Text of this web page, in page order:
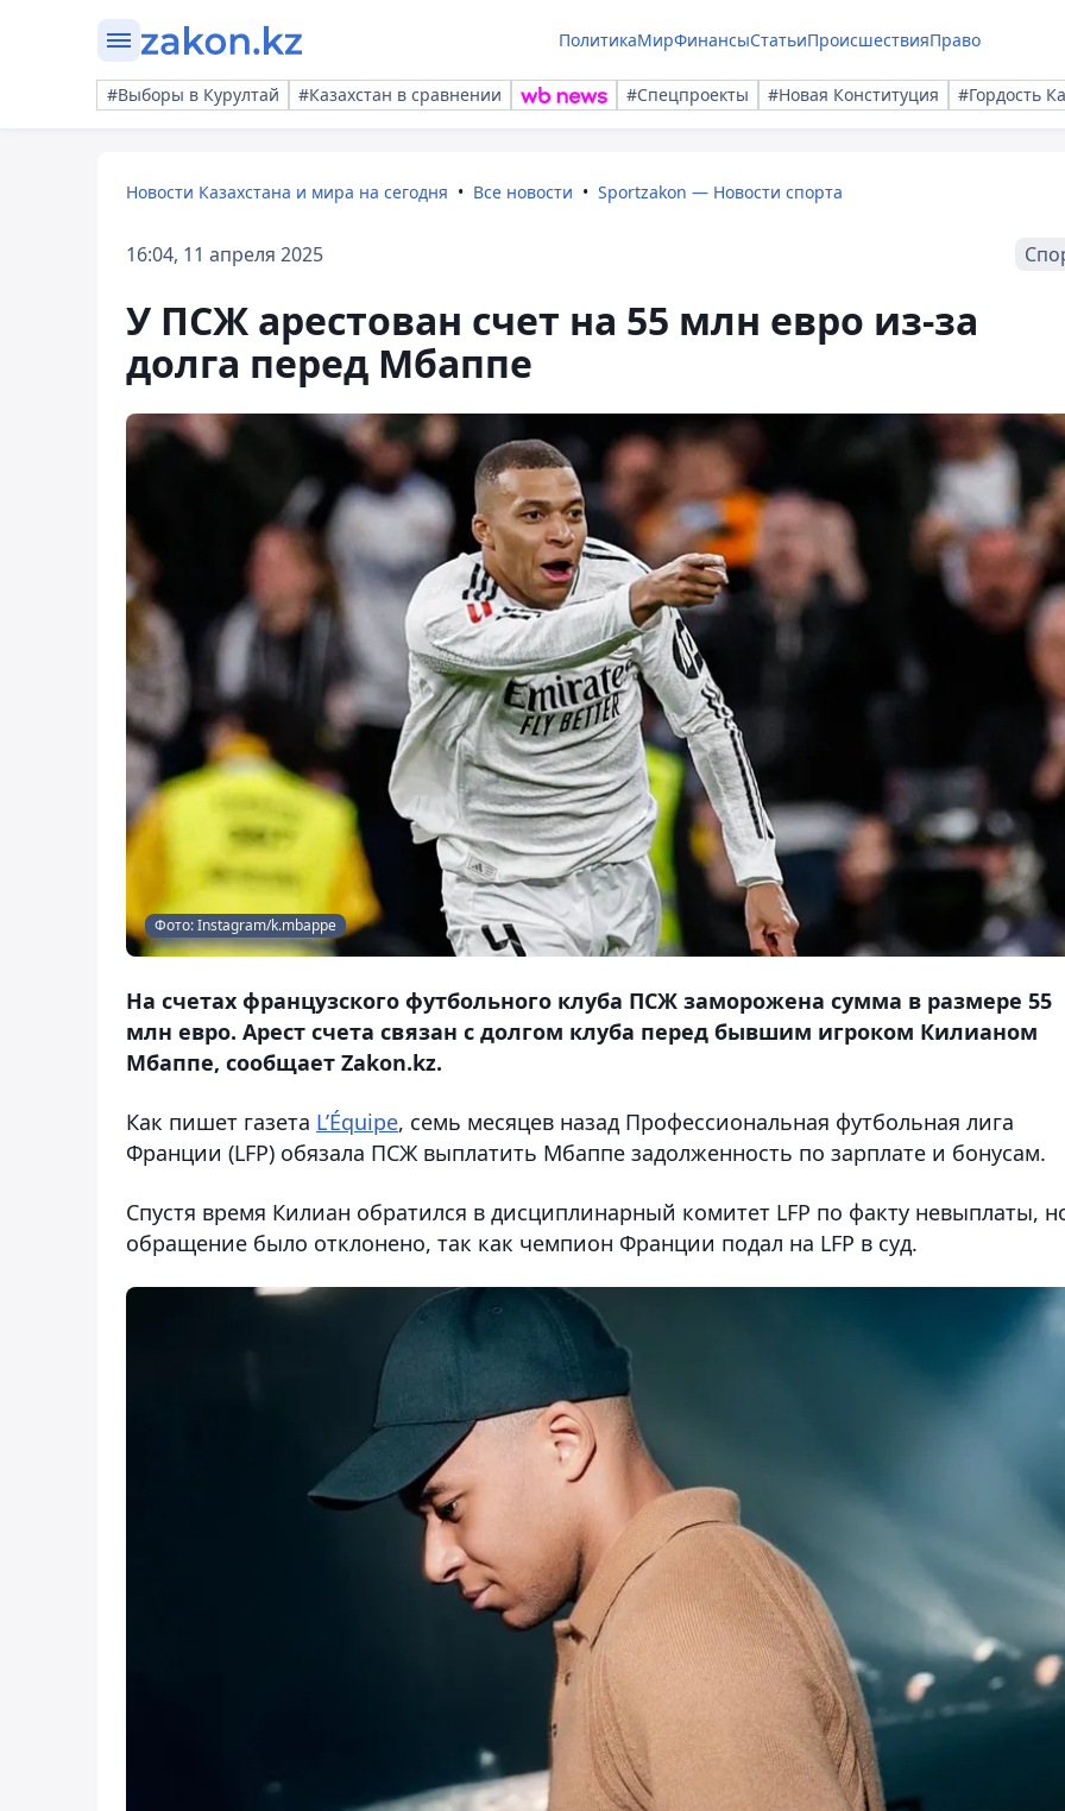
ПолитикаМирФинансыСтатьиПроисшествияПраво
#Выборы в Курултай #Казахстан в сравнении #Спецпроекты #Новая Конституция #Гордость
Новости Казахстана и мира на сегодня Все новости Sportzakon — Новости спорта
16:04, 11 апреля 2025
У ПСЖ арестован счет на 55 млн евро из-за
долга перед Мбаппе
Фото: Instagram/k.mbappe
На счетах французского футбольного клуба ПСЖ заморожена сумма в размере 55
млн евро. Арест счета связан с долгом клуба перед бывшим игроком Килианом
Мбаппе, сообщает Zakon.kz.
Как пишет газета L’Équipe, семь месяцев назад Профессиональная футбольная лига
Франции (LFP) обязала ПСЖ выплатить Мбаппе задолженность по зарплате и бонусам.
Спустя время Килиан обратился в дисциплинарный комитет LFP по факту невыплаты,
обращение было отклонено, так как чемпион Франции подал на LFP в суд.